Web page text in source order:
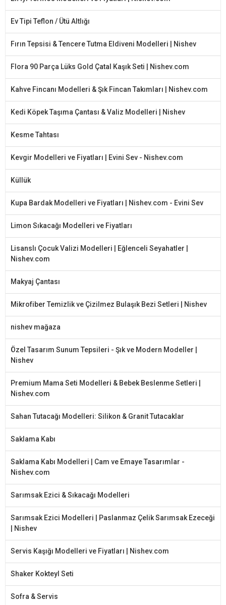
Ev Tipi Teflon / Ütü Altlığı
Fırın Tepsisi & Tencere Tutma Eldiveni Modelleri | Nishev
Flora 90 Parça Lüks Gold Çatal Kaşık Seti | Nishev.com
Kahve Fincanı Modelleri & Şık Fincan Takımları | Nishev.com
Kedi Köpek Taşıma Çantası & Valiz Modelleri | Nishev
Kesme Tahtası
Kevgir Modelleri ve Fiyatları | Evini Sev - Nishev.com
Küllük
Kupa Bardak Modelleri ve Fiyatları | Nishev.com - Evini Sev
Limon Sıkacağı Modelleri ve Fiyatları
Lisanslı Çocuk Valizi Modelleri | Eğlenceli Seyahatler |
Nishev.com
Makyaj Çantası
Mikrofiber Temizlik ve Çizilmez Bulaşık Bezi Setleri | Nishev
nishev mağaza
Özel Tasarım Sunum Tepsileri - Şık ve Modern Modeller |
Nishev
Premium Mama Seti Modelleri & Bebek Beslenme Setleri |
Nishev.com
Sahan Tutacağı Modelleri: Silikon & Granit Tutacaklar
Saklama Kabı
Saklama Kabı Modelleri | Cam ve Emaye Tasarımlar -
Nishev.com
Sarımsak Ezici & Sıkacağı Modelleri
Sarımsak Ezici Modelleri | Paslanmaz Çelik Sarımsak Ezeceği
| Nishev
Servis Kaşığı Modelleri ve Fiyatları | Nishev.com
Shaker Kokteyl Seti
Sofra & Servis